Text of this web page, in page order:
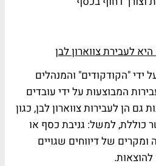
לעבירת צווארון לבן
ידי "הקודקודים" והמנהלים
המבוצעות על ידי עובדים
גם הן לעבירות צווארון לבן, כגון
כוללת, למשל: גניבת כסף או
של דיווחים שגויים